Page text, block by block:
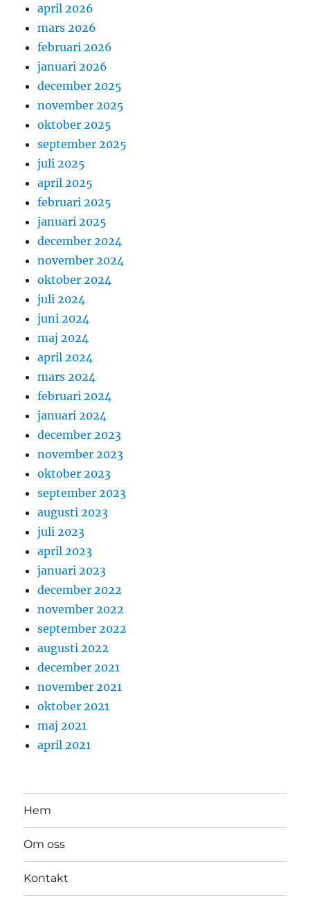
april 2026
mars 2026
februari 2026
januari 2026
december 2025
november 2025
oktober 2025
september 2025
juli 2025
april 2025
februari 2025
januari 2025
december 2024
november 2024
oktober 2024
juli 2024
juni 2024
maj 2024
april 2024
mars 2024
februari 2024
januari 2024
december 2023
november 2023
oktober 2023
september 2023
augusti 2023
juli 2023
april 2023
januari 2023
december 2022
november 2022
september 2022
augusti 2022
december 2021
november 2021
oktober 2021
maj 2021
april 2021
Hem
Om oss
Kontakt